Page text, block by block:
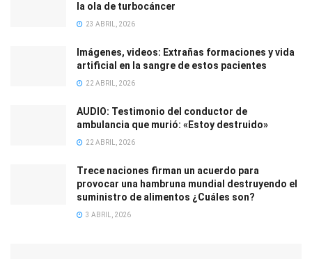
la ola de turbocáncer
23 ABRIL, 2026
Imágenes, videos: Extrañas formaciones y vida
artificial en la sangre de estos pacientes
22 ABRIL, 2026
AUDIO: Testimonio del conductor de
ambulancia que murió: «Estoy destruido»
22 ABRIL, 2026
Trece naciones firman un acuerdo para
provocar una hambruna mundial destruyendo el
suministro de alimentos ¿Cuáles son?
3 ABRIL, 2026